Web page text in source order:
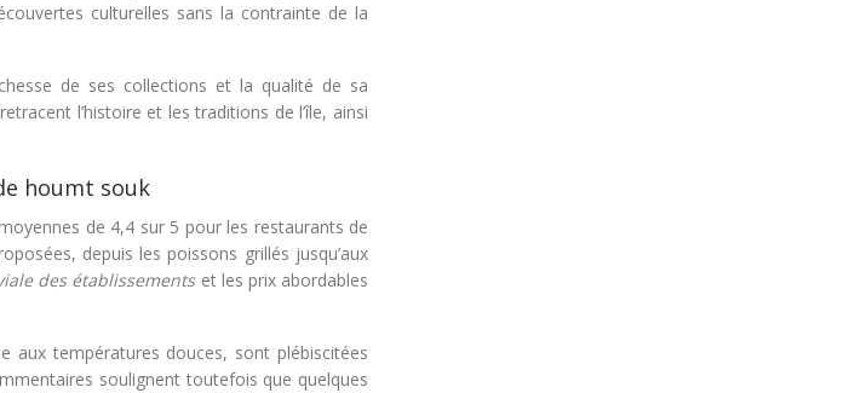
culturelles sans la contrainte de la
de ses collections et la qualité de sa
l’histoire et les traditions de l’île, ainsi
houmt souk
de 4,4 sur 5 pour les restaurants de
depuis les poissons grillés jusqu’aux
des établissements et les prix abordables
aux températures douces, sont plébiscitées
soulignent toutefois que quelques